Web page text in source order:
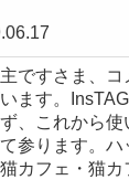
ですさま、コ
ます。
、これから使
参ります。
猫カフェ・猫